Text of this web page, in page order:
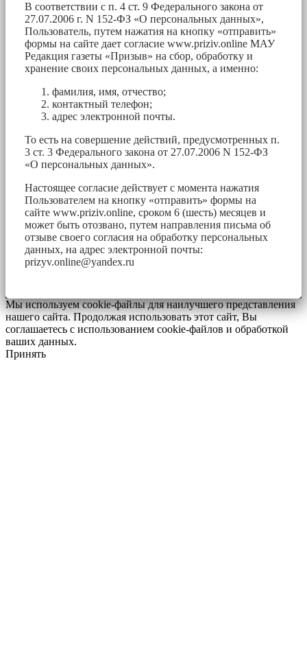
В соответствии с п. 4 ст. 9 Федерального закона от
27.07.2006 г. N 152-ФЗ «О персональных данных»,
Пользователь, путем нажатия на кнопку «отправить»
формы на сайте дает согласие www.priziv.online МАУ
Редакция газеты «Призыв» на сбор, обработку и
хранение своих персональных данных, а именно:
фамилия, имя, отчество;
контактный телефон;
адрес электронной почты.
То есть на совершение действий, предусмотренных п.
3 ст. 3 Федерального закона от 27.07.2006 N 152-ФЗ
«О персональных данных».
Настоящее согласие действует с момента нажатия
Пользователем на кнопку «отправить» формы на
сайте www.priziv.online, сроком 6 (шесть) месяцев и
может быть отозвано, путем направления письма об
отзыве своего согласия на обработку персональных
данных, на адрес электронной почты:
prizyv.online@yandex.ru
Мы используем cookie-файлы для наилучшего представления
нашего сайта. Продолжая использовать этот сайт, Вы
соглашаетесь с использованием cookie-файлов и обработкой
ваших данных.
Принять